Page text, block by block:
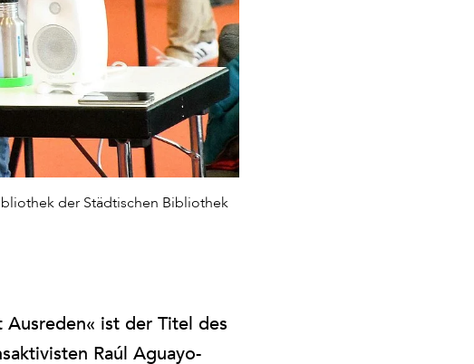
der Städtischen Bibliothek
ist der Titel des
Raúl Aguayo-